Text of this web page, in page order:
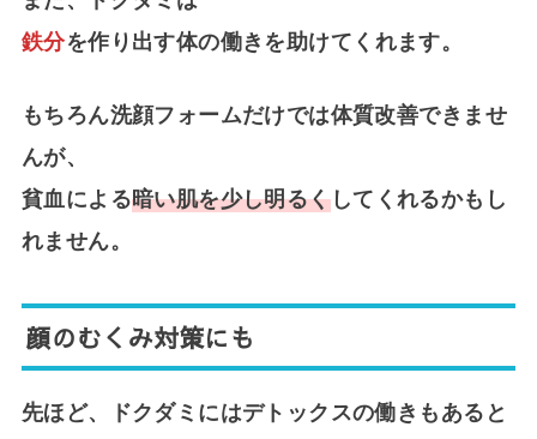
鉄分を作り出す体の働きを助けてくれます。
もちろん洗顔フォームだけでは体質改善できませ
んが、
貧血による暗い肌を少し明るくしてくれるかもし
れません。
顔のむくみ対策にも
先ほど、ドクダミにはデトックスの働きもあると